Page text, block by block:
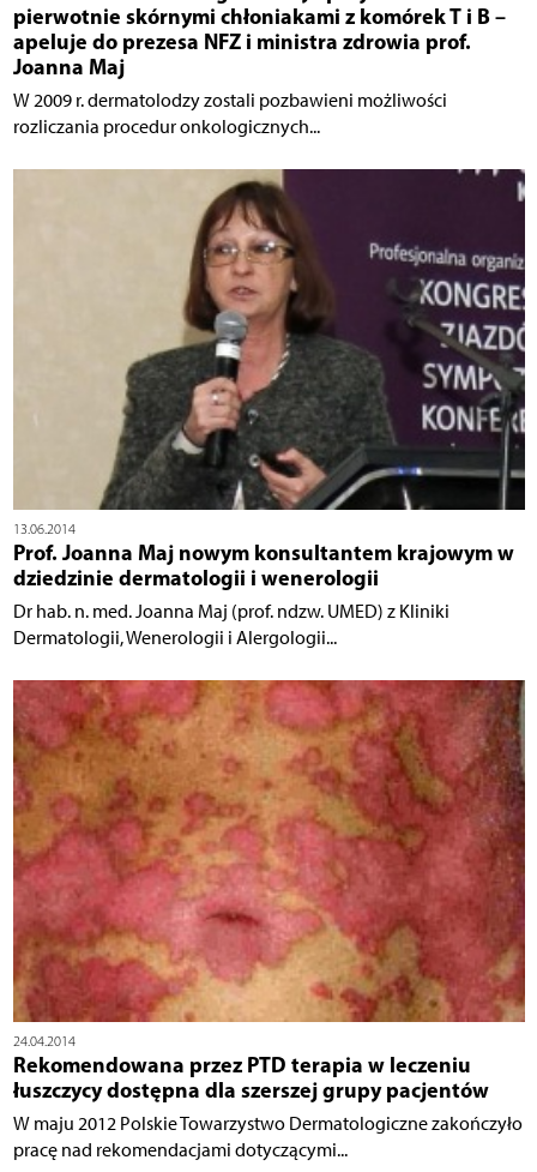
pierwotnie skórnymi chłoniakami z komórek T i B –
apeluje do prezesa NFZ i ministra zdrowia prof.
Joanna Maj
W 2009 r. dermatolodzy zostali pozbawieni możliwości
rozliczania procedur onkologicznych...
13.06.2014
Prof. Joanna Maj nowym konsultantem krajowym w
dziedzinie dermatologii i wenerologii
Dr hab. n. med. Joanna Maj (prof. ndzw. UMED) z Kliniki
Dermatologii, Wenerologii i Alergologii...
24.04.2014
Rekomendowana przez PTD terapia w leczeniu
łuszczycy dostępna dla szerszej grupy pacjentów
W maju 2012 Polskie Towarzystwo Dermatologiczne zakończyło
pracę nad rekomendacjami dotyczącymi...